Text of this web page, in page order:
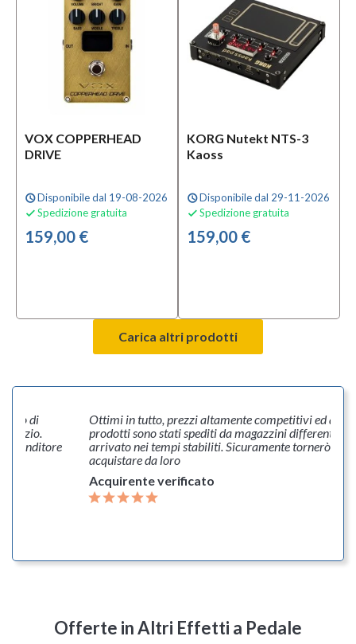
VOX COPPERHEAD
DRIVE
scheduleDisponibile dal 19-08-2026
 Spedizione gratuita
159,00 €
KORG Nutekt NTS-3
Kaoss
scheduleDisponibile dal 29-11-2026
 Spedizione gratuita
159,00 €
Carica altri prodotti
di
il venditore
Ottimi in tutto, prezzi altamente competitivi ed
prodotti sono stati spediti da magazzini differenti,
arrivato nei tempi stabiliti. Sicuramente tornerò ad
acquistare da loro
Acquirente verificato
Offerte in Altri Effetti a Pedale